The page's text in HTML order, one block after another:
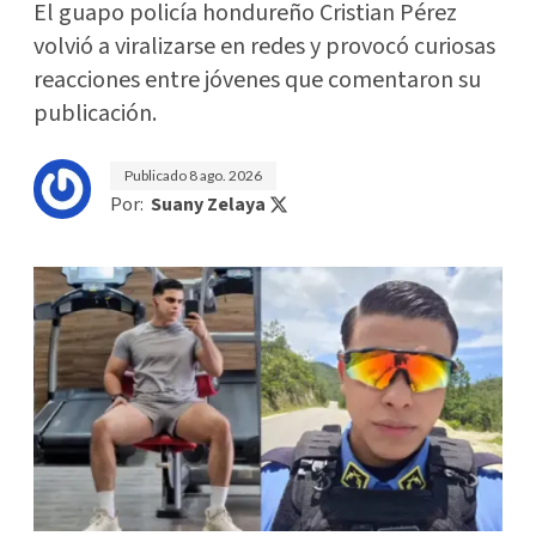
El guapo policía hondureño Cristian Pérez
volvió a viralizarse en redes y provocó curiosas
reacciones entre jóvenes que comentaron su
publicación.
Publicado 8 ago. 2026
Por: Suany Zelaya